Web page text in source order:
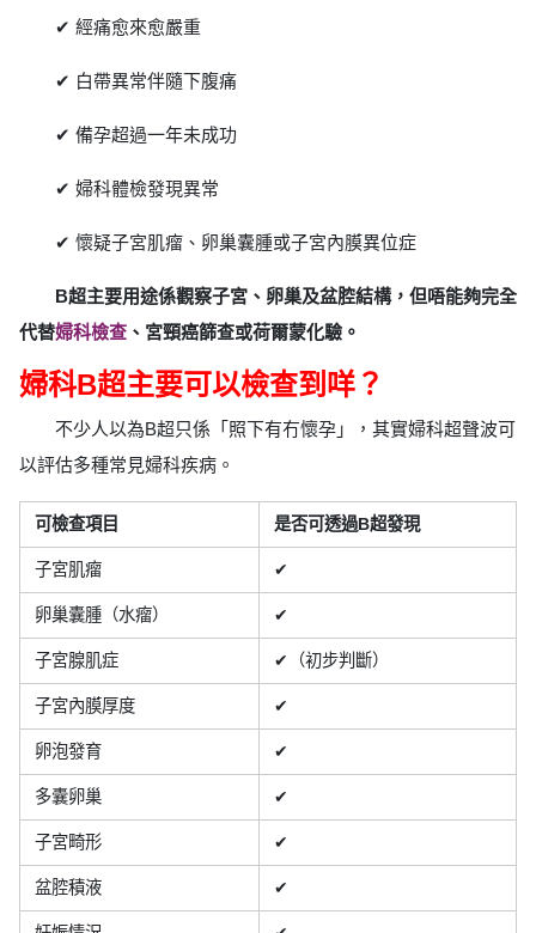
✔ 經痛愈來愈嚴重
✔ 白帶異常伴隨下腹痛
✔ 備孕超過一年未成功
✔ 婦科體檢發現異常
✔ 懷疑子宮肌瘤、卵巢囊腫或子宮內膜異位症
B超主要用途係觀察子宮、卵巢及盆腔結構，但唔能夠完全
代替婦科檢查 、宮頸癌篩查或荷爾蒙化驗。
婦科B超主要可以檢查到咩？
不少人以為B超只係「照下有冇懷孕」，其實婦科超聲波可
以評估多種常見婦科疾病。
可檢查項目 是否可透過B超發現
子宮肌瘤 ✔
卵巢囊腫（水瘤） ✔
子宮腺肌症 ✔（初步判斷）
子宮內膜厚度 ✔
卵泡發育 ✔
多囊卵巢 ✔
子宮畸形 ✔
盆腔積液 ✔